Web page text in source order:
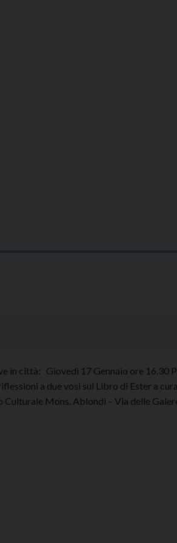
in città: Giovedì 17 Gennaio ore 16.30
a due vosi sul Libro di Ester a
Mons. Ablondi – Via delle